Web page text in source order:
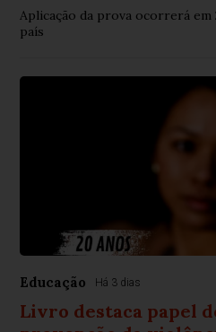
Aplicação da prova ocorrerá
país
Educação Há 3 dias
Livro destaca papel